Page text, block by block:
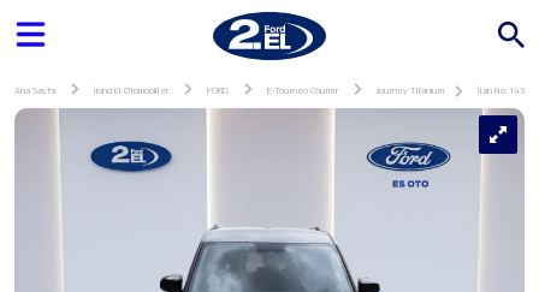
Ana Sayfa İkinci El Otomobiller FORD E-Tourneo Courier Journey Titanium İlan No: 143647